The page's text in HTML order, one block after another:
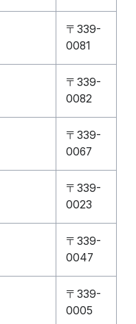
〒339-
0081
〒339-
0082
〒339-
0067
〒339-
0023
〒339-
0047
〒339-
0005